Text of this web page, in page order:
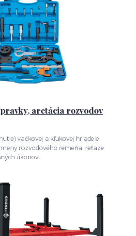
aretácia rozvodov
vačkovej a kľukovej hriadele
rozvodového remeňa, reťaze
úkonov.